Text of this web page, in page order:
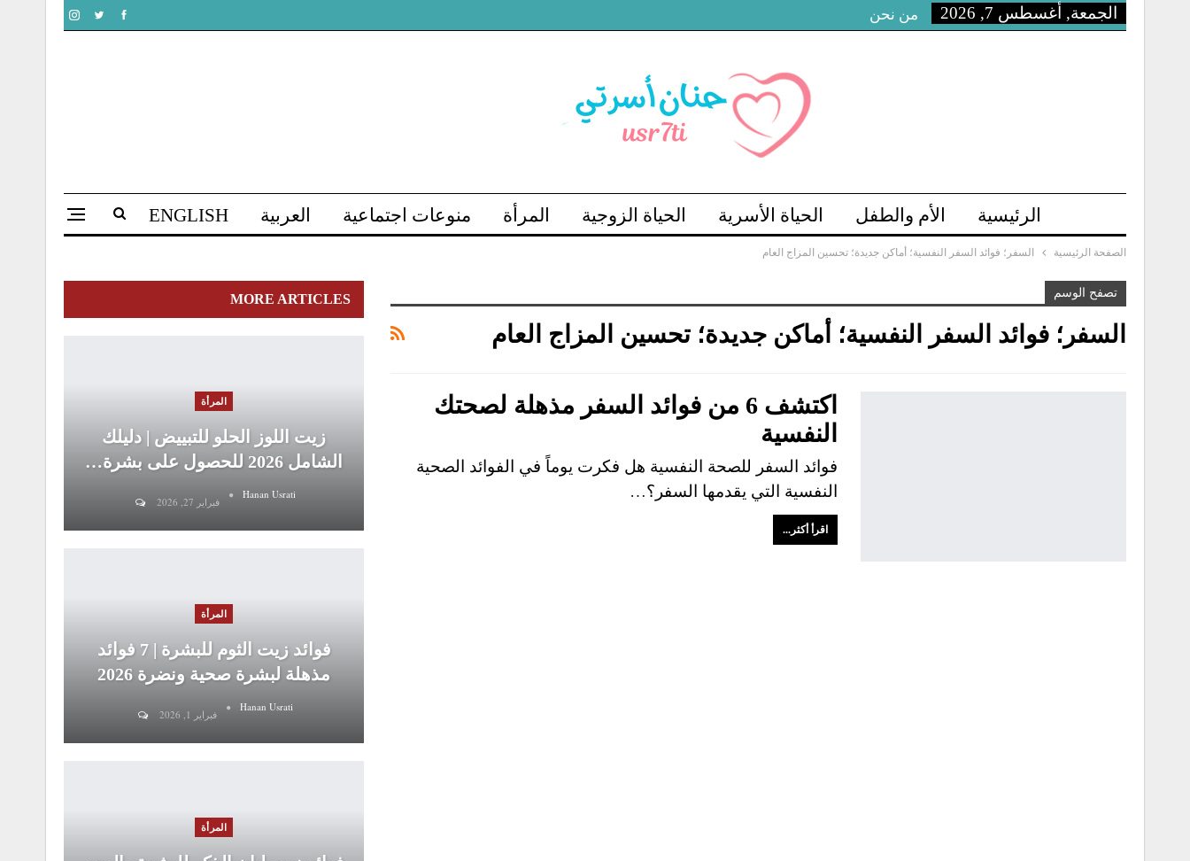
الجمعة, أغسطس 7, 2026 من نحن
الرئيسية الأم والطفل الحياة الأسرية الحياة الزوجية المرأة منوعات اجتماعية العربية ENGLISH
الصفحة الرئيسية السفر؛ فوائد السفر النفسية؛ أماكن جديدة؛ تحسين المزاج العام
تصفح الوسم
السفر؛ فوائد السفر النفسية؛ أماكن جديدة؛ تحسين المزاج العام
اكتشف 6 من فوائد السفر مذهلة لصحتك
النفسية
فوائد السفر للصحة النفسية هل فكرت يوماً في الفوائد الصحية
النفسية التي يقدمها السفر؟…
اقرأ أكثر...
MORE ARTICLES
المرأة
زيت اللوز الحلو للتبييض | دليلك
الشامل 2026 للحصول على بشرة…
Hanan Usrati
فبراير 27, 2026
المرأة
فوائد زيت الثوم للبشرة | 7 فوائد
مذهلة لبشرة صحية ونضرة 2026
Hanan Usrati
فبراير 1, 2026
المرأة